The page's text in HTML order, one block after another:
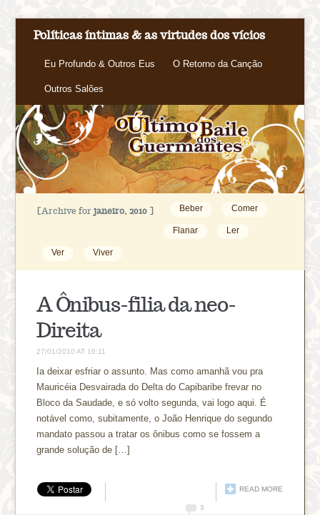
Políticas íntimas & as virtudes dos vícios
Eu Profundo & Outros Eus O Retorno da Canção
Outros Salões
[Archive forjaneiro, 2010 ] Beber Comer
Flanar Ler
Ver Viver
A Ônibus-filia da neo-
Direita
27/01/2010 AT 16:11
Ia deixar esfriar o assunto. Mas como amanhã vou pra
Mauricéia Desvairada do Delta do Capibaribe frevar no
Bloco da Saudade, e só volto segunda, vai logo aqui. É
notável como, subitamente, o João Henrique do segundo
mandato passou a tratar os ônibus como se fossem a
grande solução de […]
READ MORE
3